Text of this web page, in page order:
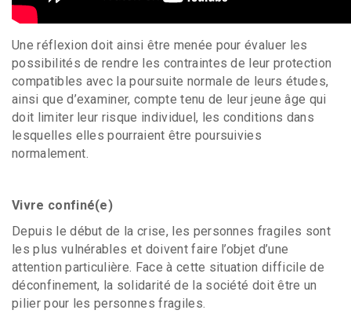
Une réflexion doit ainsi être menée pour évaluer les
possibilités de rendre les contraintes de leur protection
compatibles avec la poursuite normale de leurs études,
ainsi que d’examiner, compte tenu de leur jeune âge qui
doit limiter leur risque individuel, les conditions dans
lesquelles elles pourraient être poursuivies
normalement.
Vivre confiné(e)
Depuis le début de la crise, les personnes fragiles sont
les plus vulnérables et doivent faire l’objet d’une
attention particulière. Face à cette situation difficile de
déconfinement, la solidarité de la société doit être un
pilier pour les personnes fragiles.